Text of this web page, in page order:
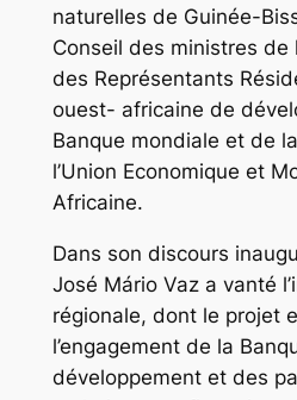
naturelles de Guinée-
Conseil des ministres de
des Représentants
ouest- africaine de
Banque mondiale et de
l’Union Economique et
Africaine.
Dans son discours
José Mário Vaz a vanté
régionale, dont le projet
l’engagement de la
développement et des